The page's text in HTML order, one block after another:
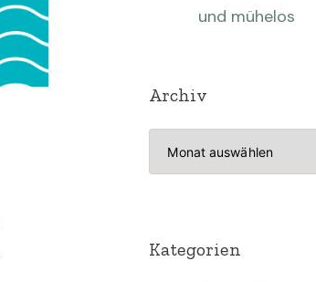
und mühelos
Archiv
Archiv
Kategorien